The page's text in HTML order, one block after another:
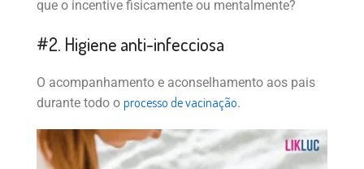
que o incentive fisicamente ou mentalmente?
#2. Higiene anti-infecciosa
O acompanhamento e aconselhamento aos pais
durante todo o processo de vacinação.